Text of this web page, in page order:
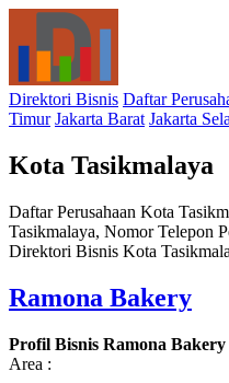
Direktori Bisnis Daftar
Timur Jakarta Barat Jakarta
Kota Tasikmalaya
Daftar Perusahaan Kota
Tasikmalaya, Nomor Telepon
Direktori Bisnis Kota
Ramona Bakery
Profil Bisnis Ramona Bakery
Area :